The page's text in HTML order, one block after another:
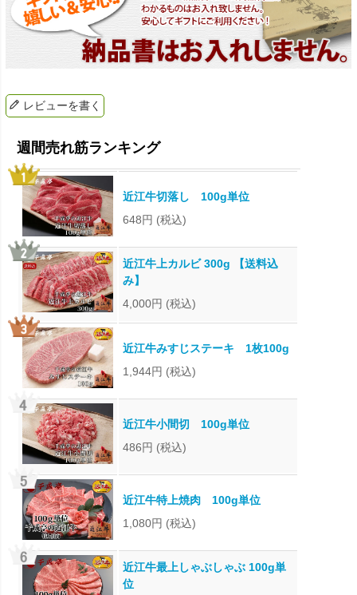
レビューを書く
近江牛切落し 100g単位
648円 (税込)
近江牛上カルビ 300g 【送料込
み】
4,000円 (税込)
近江牛みすじステーキ 1枚100g
1,944円 (税込)
近江牛小間切 100g単位
486円 (税込)
近江牛特上焼肉 100g単位
1,080円 (税込)
近江牛最上しゃぶしゃぶ 100g単
位